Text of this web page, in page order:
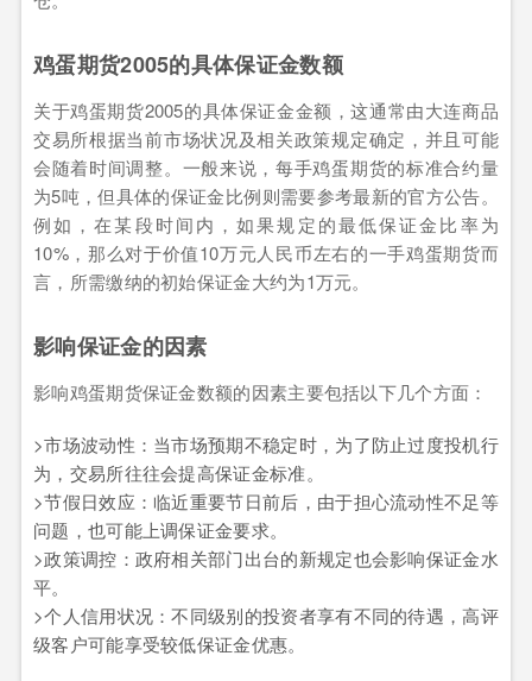
鸡蛋期货2005的具体保证金数额
关于鸡蛋期货2005的具体保证金金额，这通常由大连商品
交易所根据当前市场状况及相关政策规定确定，并且可能
会随着时间调整。一般来说，每手鸡蛋期货的标准合约量
为5吨，但具体的保证金比例则需要参考最新的官方公告。
例如，在某段时间内，如果规定的最低保证金比率为
10%，那么对于价值10万元人民币左右的一手鸡蛋期货而
言，所需缴纳的初始保证金大约为1万元。
影响保证金的因素
影响鸡蛋期货保证金数额的因素主要包括以下几个方面：
>市场波动性：当市场预期不稳定时，为了防止过度投机行
为，交易所往往会提高保证金标准。
>节假日效应：临近重要节日前后，由于担心流动性不足等
问题，也可能上调保证金要求。
>政策调控：政府相关部门出台的新规定也会影响保证金水
平。
>个人信用状况：不同级别的投资者享有不同的待遇，高评
级客户可能享受较低保证金优惠。